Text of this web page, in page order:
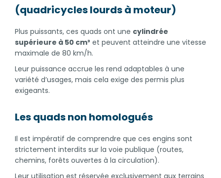
(quadricycles lourds à moteur)
Plus puissants, ces quads ont une cylindrée
supérieure à 50 cm³ et peuvent atteindre une vitesse
maximale de 80 km/h.
Leur puissance accrue les rend adaptables à une
variété d’usages, mais cela exige des permis plus
exigeants.
Les quads non homologués
Il est impératif de comprendre que ces engins sont
strictement interdits sur la voie publique (routes,
chemins, forêts ouvertes à la circulation).
Leur utilisation est réservée exclusivement aux terrains